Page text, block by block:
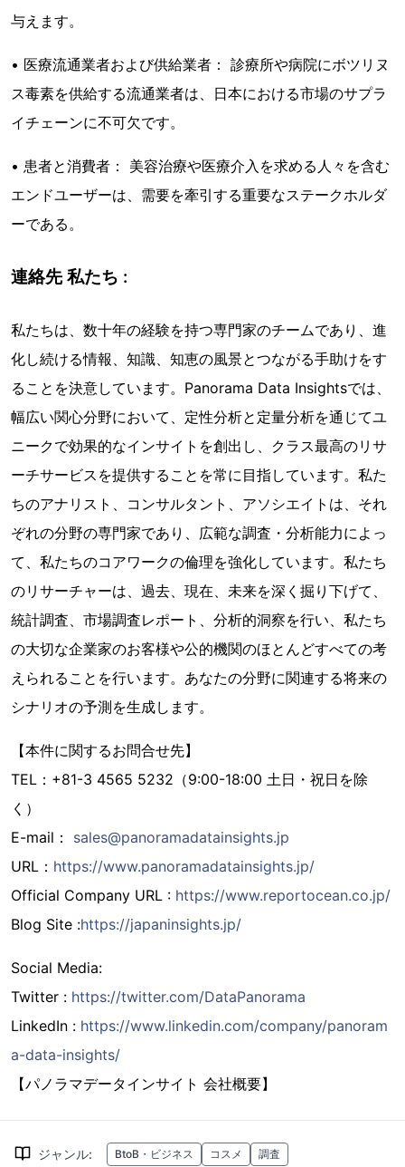
与えます。
• 医療流通業者および供給業者： 診療所や病院にボツリヌ
ス毒素を供給する流通業者は、日本における市場のサプラ
イチェーンに不可欠です。
• 患者と消費者： 美容治療や医療介入を求める人々を含む
エンドユーザーは、需要を牽引する重要なステークホルダ
ーである。
連絡先 私たち :
私たちは、数十年の経験を持つ専門家のチームであり、進
化し続ける情報、知識、知恵の風景とつながる手助けをす
ることを決意しています。Panorama Data Insightsでは、
幅広い関心分野において、定性分析と定量分析を通じてユ
ニークで効果的なインサイトを創出し、クラス最高のリサ
ーチサービスを提供することを常に目指しています。私た
ちのアナリスト、コンサルタント、アソシエイトは、それ
ぞれの分野の専門家であり、広範な調査・分析能力によっ
て、私たちのコアワークの倫理を強化しています。私たち
のリサーチャーは、過去、現在、未来を深く掘り下げて、
統計調査、市場調査レポート、分析的洞察を行い、私たち
の大切な企業家のお客様や公的機関のほとんどすべての考
えられることを行います。あなたの分野に関連する将来の
シナリオの予測を生成します。
【本件に関するお問合せ先】
TEL：+81-3 4565 5232（9:00-18:00 土日・祝日を除
く）
E-mail： sales@panoramadatainsights.jp
URL： https://www.panoramadatainsights.jp/
Official Company URL : https://www.reportocean.co.jp/
Blog Site :https://japaninsights.jp/
Social Media:
Twitter : https://twitter.com/DataPanorama
LinkedIn : https://www.linkedin.com/company/panoram
a-data-insights/
【パノラマデータインサイト 会社概要】
ジャンル: BtoB・ビジネス コスメ 調査